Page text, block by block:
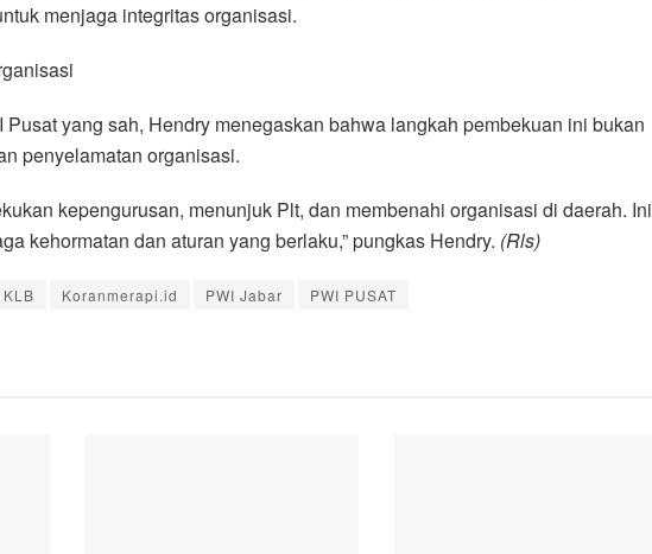
menjaga integritas organisasi.
yang sah, Hendry menegaskan bahwa langkah pembekuan ini bukan
penyelamatan organisasi.
kepengurusan, menunjuk Plt, dan membenahi organisasi di daerah. Ini
kehormatan dan aturan yang berlaku,” pungkas Hendry. (Rls)
KLB Koranmerapi.id PWI Jabar PWI PUSAT